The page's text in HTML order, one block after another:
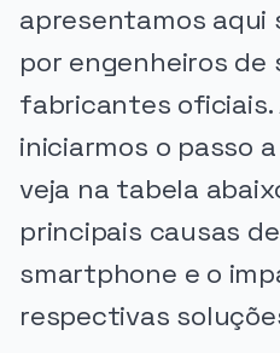
apresentamos aqui
por engenheiros
fabricantes oficiais.
iniciarmos o passo
veja na tabela
principais causas
smartphone e o
respectivas